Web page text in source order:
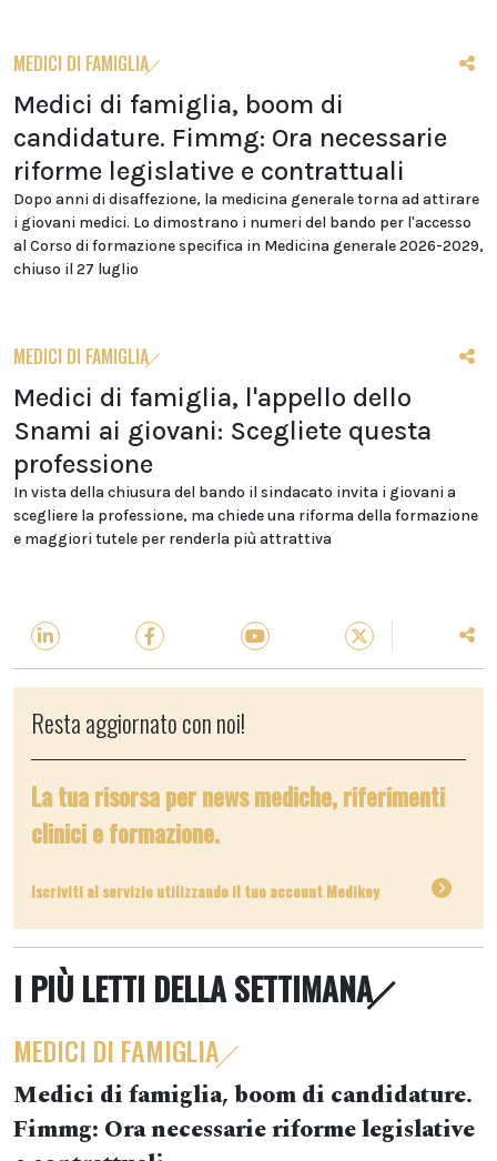
MEDICI DI FAMIGLIA
Medici di famiglia, boom di
candidature. Fimmg: Ora necessarie
riforme legislative e contrattuali
Dopo anni di disaffezione, la medicina generale torna ad attirare
i giovani medici. Lo dimostrano i numeri del bando per l'accesso
al Corso di formazione specifica in Medicina generale 2026-2029,
chiuso il 27 luglio
MEDICI DI FAMIGLIA
Medici di famiglia, l'appello dello
Snami ai giovani: Scegliete questa
professione
In vista della chiusura del bando il sindacato invita i giovani a
scegliere la professione, ma chiede una riforma della formazione
e maggiori tutele per renderla più attrattiva
Resta aggiornato con noi!
La tua risorsa per news mediche, riferimenti
clinici e formazione.
Iscriviti al servizio utilizzando il tuo account Medikey
I PIÙ LETTI DELLA SETTIMANA
MEDICI DI FAMIGLIA
Medici di famiglia, boom di candidature.
Fimmg: Ora necessarie riforme legislative